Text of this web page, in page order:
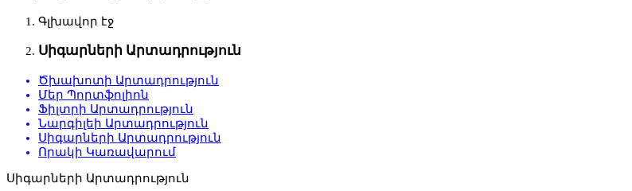
Գլխավոր էջ
Սիգարների Արտադրություն
Ծխախոտի Արտադրություն
Մեր Պորտֆոլիոն
Ֆիլտրի Արտադրություն
Նարգիլեի Արտադրություն
Սիգարների Արտադրություն
Որակի Կառավարում
Սիգարների Արտադրություն